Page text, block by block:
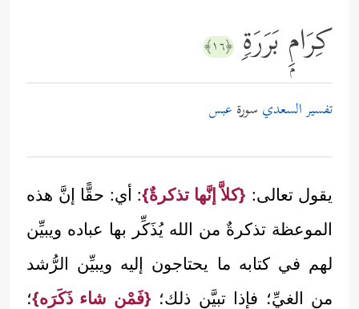
كِرَامِۭ بَرَرَةࣲ ﴿١٦﴾
تفسير السعدي سورة عبس
يقول تعالى: {كلاَّ إنَّها تذكرةٌ}: أي: حقًّا إنَّ هذه
الموعظة تذكرةٌ من الله يُذَكِّر بها عباده ويبيِّن
لهم في كتابه ما يحتاجون إليه ويبيِّن الرُّشد
من الغيِّ؛ فإذا تبيَّن ذلك؛ {فَمْن شاء ذَكَرَه}؛